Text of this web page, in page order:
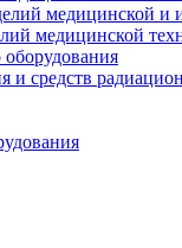
медицинской и
медицинской
и средств